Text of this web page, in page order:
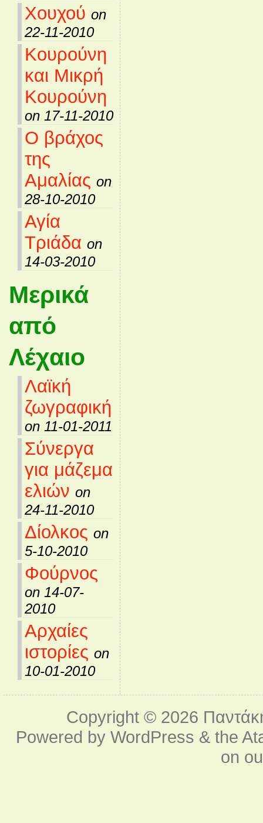
Χουχού on
22-11-2010
Κουρούνη
και Μικρή
Κουρούνη
on 17-11-2010
Ο βράχος
της
Αμαλίας on
28-10-2010
Αγία
Τριάδα on
14-03-2010
Μερικά
από
Λέχαιο
Λαϊκή
ζωγραφική
on 11-01-2011
Σύνεργα
για μάζεμα
ελιών on
24-11-2010
Δίολκος on
5-10-2010
Φούρνος
on 14-07-
2010
Αρχαίες
ιστορίες on
10-01-2010
Copyright © 2026
Powered byWordPress & the
on